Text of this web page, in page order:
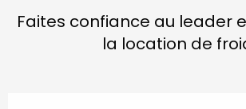
Faites confiance au leader
la location de